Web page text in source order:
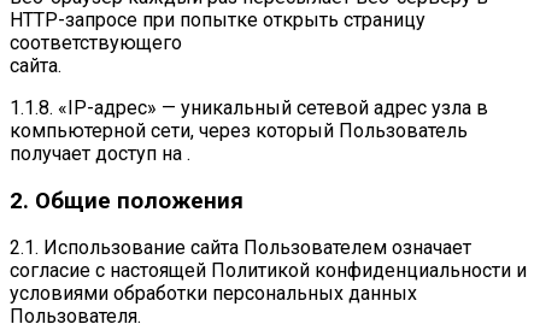
HTTP-запросе при попытке открыть страницу
соответствующего
сайта.
1.1.8. «IP-адрес» — уникальный сетевой адрес узла в
компьютерной сети, через который Пользователь
получает доступ на .
2. Общие положения
2.1. Использование сайта Пользователем означает
согласие с настоящей Политикой конфиденциальности и
условиями обработки персональных данных
Пользователя.